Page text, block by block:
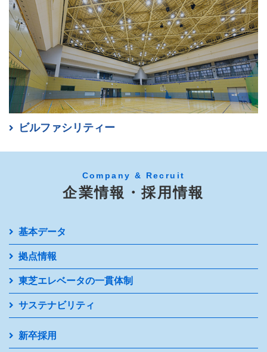
ビルファシリティー
Company & Recruit
企業情報・採用情報
企業情報
基本データ
拠点情報
東芝エレベータの一貫体制
サステナビリティ
採用情報
新卒採用